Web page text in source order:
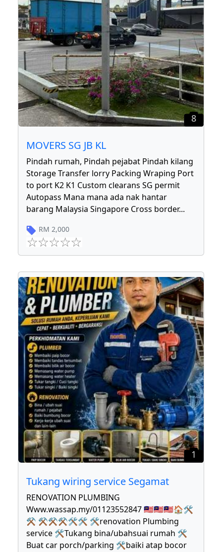
8
MOVERS SG JB KL
Pindah rumah, Pindah pejabat Pindah kilang
Storage Transfer lorry Packing Wraping Port
to port K2 K1 Custom clearans SG permit
Autopass Mana mana ada nak hantar
barang Malaysia Singapore Cross border...
RM 2,000
1
Tukang wiring service Segamat
RENOVATION PLUMBING
Www.wassap.my/01123552847 🇲🇾🇲🇾🇲🇾🏠🛠
⚒ ⚒⚒⚒🛠🛠 🛠renovation Plumbing
service 🛠Tukang bina/ubahsuai rumah 🛠
Buat car porch/parking 🛠baiki atap bocor